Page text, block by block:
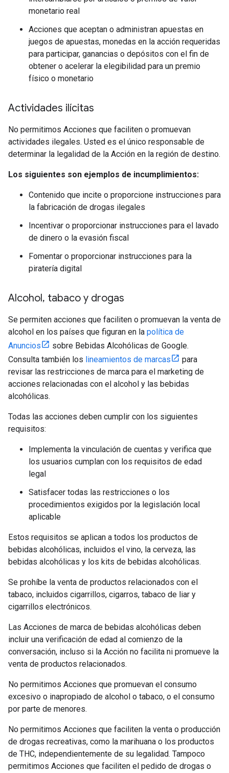
monetario real
Acciones que aceptan o administran apuestas en
juegos de apuestas, monedas en la acción requeridas
para participar, ganancias o depósitos con el fin de
obtener o acelerar la elegibilidad para un premio
físico o monetario
Actividades ilícitas
No permitimos Acciones que faciliten o promuevan
actividades ilegales. Usted es el único responsable de
determinar la legalidad de la Acción en la región de destino.
Los siguientes son ejemplos de incumplimientos:
Contenido que incite o proporcione instrucciones para
la fabricación de drogas ilegales
Incentivar o proporcionar instrucciones para el lavado
de dinero o la evasión fiscal
Fomentar o proporcionar instrucciones para la
piratería digital
Alcohol, tabaco y drogas
Se permiten acciones que faciliten o promuevan la venta de
alcohol en los países que figuran en la política de
Anuncios
sobre Bebidas Alcohólicas de Google.
Consulta también los lineamientos de marcas
para
revisar las restricciones de marca para el marketing de
acciones relacionadas con el alcohol y las bebidas
alcohólicas.
Todas las acciones deben cumplir con los siguientes
requisitos:
Implementa la vinculación de cuentas y verifica que
los usuarios cumplan con los requisitos de edad
legal
Satisfacer todas las restricciones o los
procedimientos exigidos por la legislación local
aplicable
Estos requisitos se aplican a todos los productos de
bebidas alcohólicas, incluidos el vino, la cerveza, las
bebidas alcohólicas y los kits de bebidas alcohólicas.
Se prohíbe la venta de productos relacionados con el
tabaco, incluidos cigarrillos, cigarros, tabaco de liar y
cigarrillos electrónicos.
Las Acciones de marca de bebidas alcohólicas deben
incluir una verificación de edad al comienzo de la
conversación, incluso si la Acción no facilita ni promueve la
venta de productos relacionados.
No permitimos Acciones que promuevan el consumo
excesivo o inapropiado de alcohol o tabaco, o el consumo
por parte de menores.
No permitimos Acciones que faciliten la venta o producción
de drogas recreativas, como la marihuana o los productos
de THC, independientemente de su legalidad. Tampoco
permitimos Acciones que faciliten el pedido de drogas o